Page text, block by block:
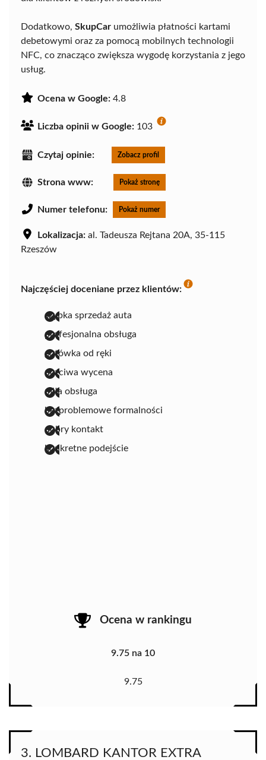
Dodatkowo, SkupCar umożliwia płatności kartami
debetowymi oraz za pomocą mobilnych technologii
NFC, co znacząco zwiększa wygodę korzystania z jego
usług.
Ocena w Google: 4.8
Liczba opinii w Google: 103
Czytaj opinie: Zobacz profil
Strona www: Pokaż stronę
Numer telefonu: Pokaż numer
Lokalizacja: al. Tadeusza Rejtana 20A, 35-115
Rzeszów
Najczęściej doceniane przez klientów:
szybka sprzedaż auta
profesjonalna obsługa
gotówka od ręki
uczciwa wycena
miła obsługa
bezproblemowe formalności
dobry kontakt
konkretne podejście
Ocena w rankingu
9.75 na 10
9.75
3. LOMBARD KANTOR EXTRA